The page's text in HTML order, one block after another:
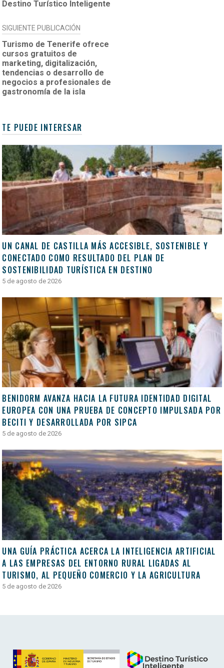
Destino Turístico Inteligente
SIGUIENTE PUBLICACIÓN
Turismo de Tenerife ofrece
cursos gratuitos de
marketing, digitalización,
tendencias o desarrollo de
negocios a profesionales de
gastronomía de la isla
TE PUEDE INTERESAR
UN CANAL DE CASTILLA MÁS ACCESIBLE, SOSTENIBLE Y
CONECTADO COMO RESULTADO DEL PLAN DE
SOSTENIBILIDAD TURÍSTICA EN DESTINO
5 de agosto de 2026
BENIDORM AVANZA HACIA LA FUTURA IDENTIDAD DIGITAL
EUROPEA CON UNA PRUEBA DE CONCEPTO IMPULSADA POR
BECITI Y DESARROLLADA POR SIPCA
5 de agosto de 2026
UNA GUÍA PRÁCTICA ACERCA LA INTELIGENCIA ARTIFICIAL
A LAS EMPRESAS DEL ENTORNO RURAL LIGADAS AL
TURISMO, AL PEQUEÑO COMERCIO Y LA AGRICULTURA
5 de agosto de 2026